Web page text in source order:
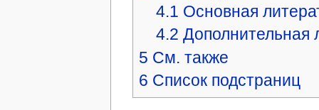
4.1 Основная
4.2 Дополнительная
5 См. также
6 Список подстраниц